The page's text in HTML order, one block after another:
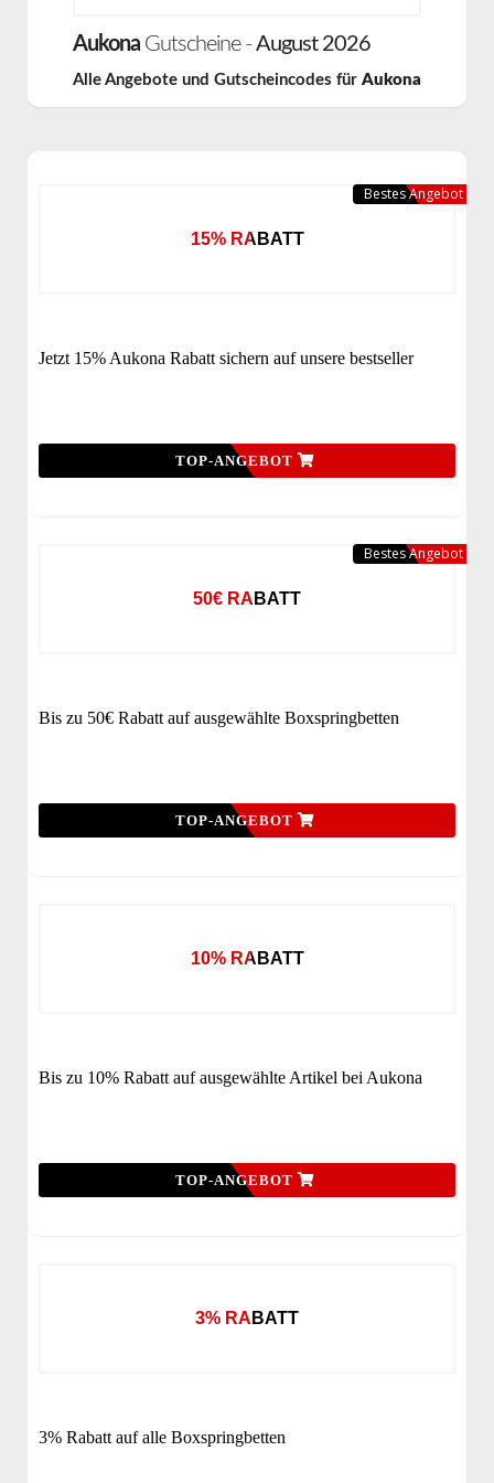
Aukona Gutscheine - August 2026
Alle Angebote und Gutscheincodes für Aukona
15% RABATT
Jetzt 15% Aukona Rabatt sichern auf unsere bestseller
TOP-ANGEBOT
Bestes Angebot
50€ RABATT
Bis zu 50€ Rabatt auf ausgewählte Boxspringbetten
TOP-ANGEBOT
Bestes Angebot
10% RABATT
Bis zu 10% Rabatt auf ausgewählte Artikel bei Aukona
TOP-ANGEBOT
3% RABATT
3% Rabatt auf alle Boxspringbetten